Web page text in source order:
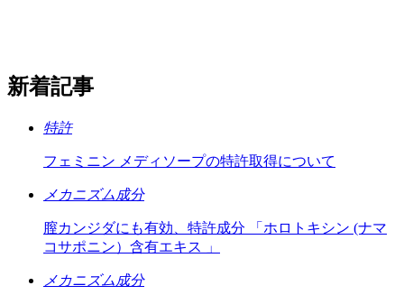
新着記事
特許
フェミニン メディソープの特許取得について
メカニズム成分
膣カンジダにも有効、特許成分 「ホロトキシン (ナマ
コサポニン）含有エキス 」
メカニズム成分